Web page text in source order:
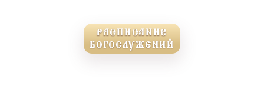
РАСПИСАНИЕ
БОГОСЛУЖЕНИЙ